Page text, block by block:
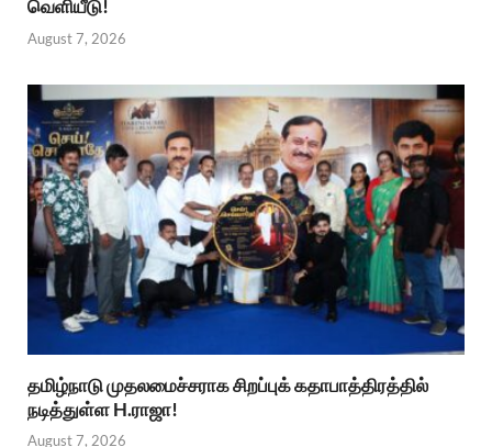
வெளியீடு!
August 7, 2026
தமிழ்நாடு முதலமைச்சராக சிறப்புக் கதாபாத்திரத்தில்
நடித்துள்ள H.ராஜா!
August 7, 2026